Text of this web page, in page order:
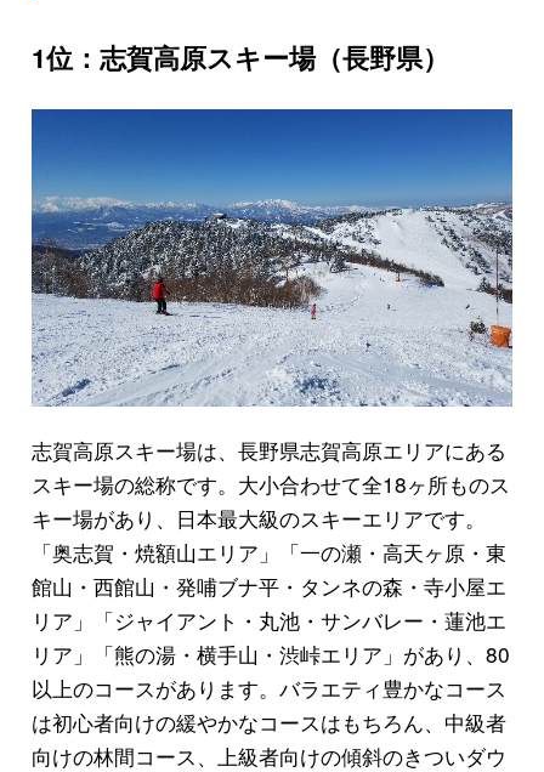
1位：志賀高原スキー場（長野県）
志賀高原スキー場は、長野県志賀高原エリアにある
スキー場の総称です。大小合わせて全18ヶ所ものス
キー場があり、日本最大級のスキーエリアです。
「奥志賀・焼額山エリア」「一の瀬・高天ヶ原・東
館山・西館山・発哺ブナ平・タンネの森・寺小屋エ
リア」「ジャイアント・丸池・サンバレー・蓮池エ
リア」「熊の湯・横手山・渋峠エリア」があり、80
以上のコースがあります。バラエティ豊かなコース
は初心者向けの緩やかなコースはもちろん、中級者
向けの林間コース、上級者向けの傾斜のきついダウ